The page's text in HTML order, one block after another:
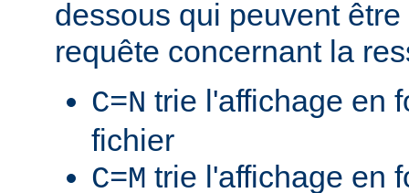
dessous qui peuvent
requête concernant la
C=N trie l'affichage en
fichier
C=M trie l'affichage en